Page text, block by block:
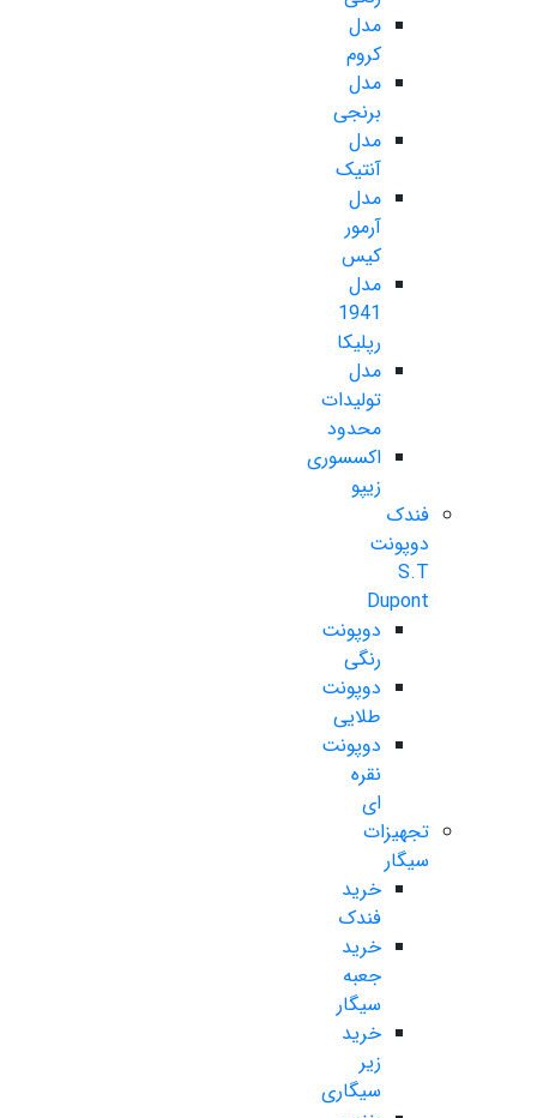
مدل
کروم
مدل
برنجی
مدل
آنتیک
مدل
آرمور
کیس
مدل
1941
رپلیکا
مدل
تولیدات
محدود
اکسسوری
زیپو
فندک
دوپونت
S.T
Dupont
دوپونت
رنگی
دوپونت
طلایی
دوپونت
نقره
ای
تجهیزات
سیگار
خرید
فندک
خرید
جعبه
سیگار
خرید
زیر
سیگاری